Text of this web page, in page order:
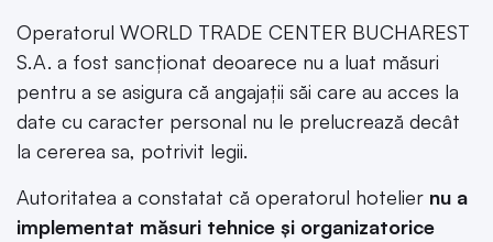
Operatorul WORLD TRADE CENTER BUCHAREST
S.A. a fost sancționat deoarece nu a luat măsuri
pentru a se asigura că angajații săi care au acces la
date cu caracter personal nu le prelucrează decât
la cererea sa, potrivit legii.
Autoritatea a constatat că operatorul hotelier nu a
implementat măsuri tehnice şi organizatorice